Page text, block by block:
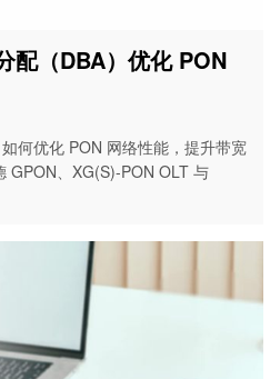
配（DBA）优化 PON
何优化 PON 网络性能，提升带宽
GPON、XG(S)-PON OLT 与